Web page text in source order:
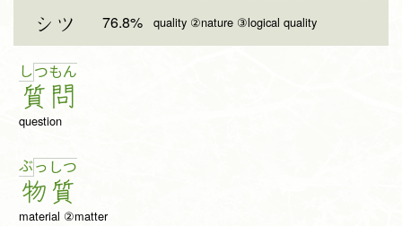
シツ 76.8% quality ②nature ③logical quality
しつ
質
もん
問
question
ぶっ
物
しつ
質
material ②matter